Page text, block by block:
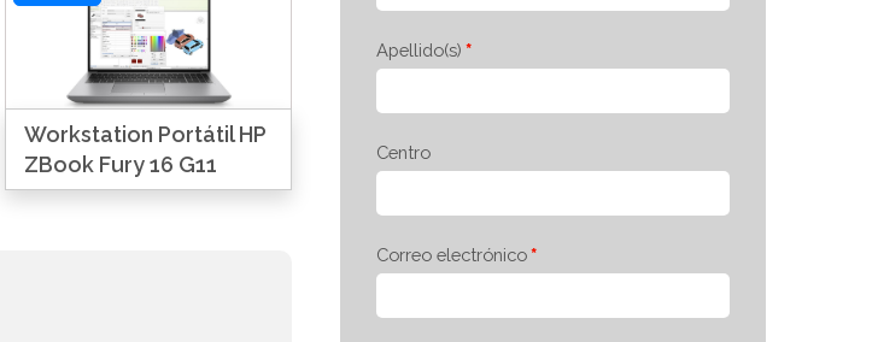
Workstation Portátil HP
ZBook Fury 16 G11
Apellido(s)
Centro
Correo electrónico